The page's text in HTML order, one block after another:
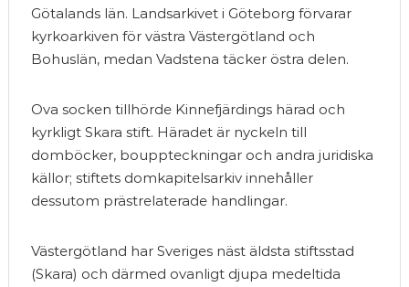
Götalands län. Landsarkivet i Göteborg förvarar
kyrkoarkiven för västra Västergötland och
Bohuslän, medan Vadstena täcker östra delen.
Ova socken tillhörde Kinnefjärdings härad och
kyrkligt Skara stift. Häradet är nyckeln till
domböcker, bouppteckningar och andra juridiska
källor; stiftets domkapitelsarkiv innehåller
dessutom prästrelaterade handlingar.
Västergötland har Sveriges näst äldsta stiftsstad
(Skara) och därmed ovanligt djupa medeltida